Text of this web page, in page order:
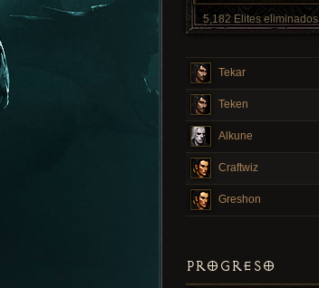
5,182 Elites eliminados
Tekar
Teken
Alkune
Craftwiz
Greshon
PROGRESO